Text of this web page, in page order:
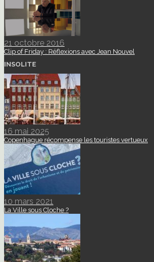
21 octobre 2016
Clip of Friday : Réflexions avec Jean Nouvel
INSOLITE
16 mai 2025
Copenhague récompense les touristes vertueux
10 mars 2021
La Ville sous Cloche ?